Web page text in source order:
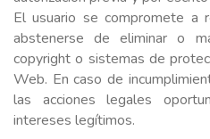
El usuario se compromete a
abstenerse de eliminar o
copyright o sistemas de
Web. En caso de
las acciones legales
intereses legítimos.